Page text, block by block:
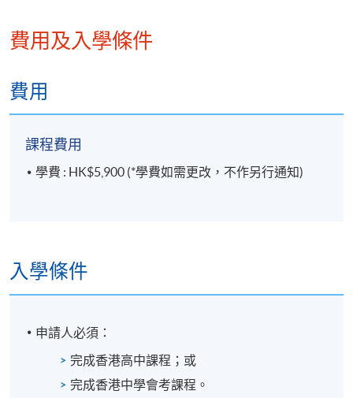
- 商業書信寫作
- 會議記錄
7. 會議安排和活動準備
- 項目管理
8. 法律概論
- 基本合同法及香港公司法
費用及入學條件
費用
課程費用
學費 : HK$5,900 (*學費如需更改，不作另行通知)
入學條件
申請人必須：
完成香港高中課程；或
完成香港中學會考課程。